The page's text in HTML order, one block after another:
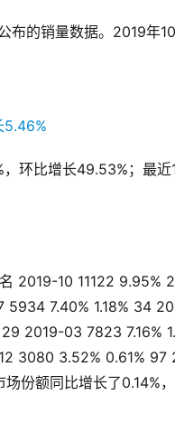
比增长49.53%；最近
2019-10 11122
7.40% 1.18% 34
2019-03 7823 7.16%
3080 3.52% 0.61% 97
额同比增长了0.14%，